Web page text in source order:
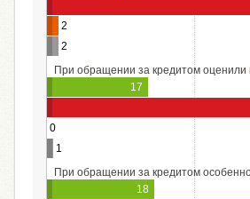
2
2
При обращении за кредитом оценили
17
0
1
При обращении за кредитом
18